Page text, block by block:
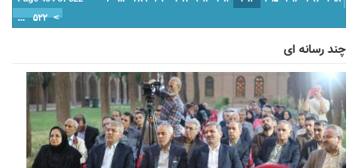
...
۵۲۲ >
چند رسانه ای